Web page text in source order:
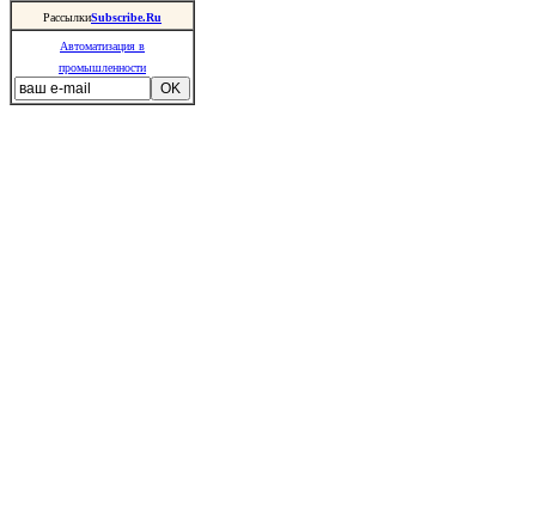
РассылкиSubscribe.Ru
Автоматизация в
промышленности